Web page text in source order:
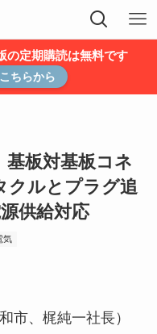
の定期購読は無料です
ちらから
板対基板コネ
クルとプラグ追
供給対応
気
市、梶純一社長）